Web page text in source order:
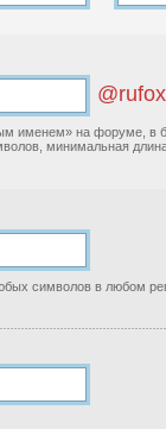
именем» на форуме, в
минимальная
символов в любом